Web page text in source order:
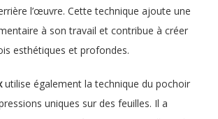
l’œuvre. Cette technique ajoute une
à son travail et contribue à créer
esthétiques et profondes.
utilise également la technique du pochoir
uniques sur des feuilles. Il a